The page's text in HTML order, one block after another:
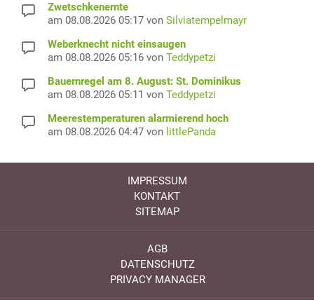
Zwetschkenernte
am 08.08.2026 05:17 von Silviatempelmayr
Weberknecht nicht einsaugen
am 08.08.2026 05:16 von Teddypetzi
Bauernregel am 8. August: St. Dominikus
am 08.08.2026 05:11 von Teddypetzi
Meerestemperaturen alarmierend hoch
am 08.08.2026 04:47 von littlePanda
IMPRESSUM
KONTAKT
SITEMAP
AGB
DATENSCHUTZ
PRIVACY MANAGER